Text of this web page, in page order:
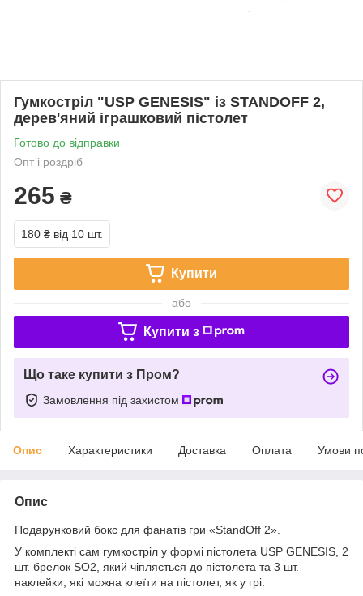
Гумкостріл "USP GENESIS" із STANDOFF 2,
дерев'яний іграшковий пістолет
Готово до відправки
Опт і роздріб
265 ₴
180 ₴ від 10 шт.
Купити
або
Купити з
Що таке купити з Пром?
Замовлення під захистом
Опис Характеристики Доставка Оплата Умови
Опис
Подарунковий бокс для фанатів гри «StandOff 2».
У комплекті сам гумкостріл у формі пістолета USP GENESIS, 2
шт. брелок SO2, який чіпляється до пістолета та 3 шт.
наклейки, які можна клеїти на пістолет, як у грі.